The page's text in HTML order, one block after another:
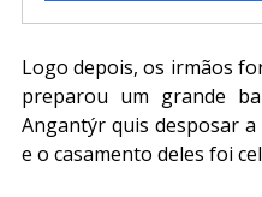
Logo depois, os irmãos
preparou um grande
Angantýr quis desposar
e o casamento deles foi